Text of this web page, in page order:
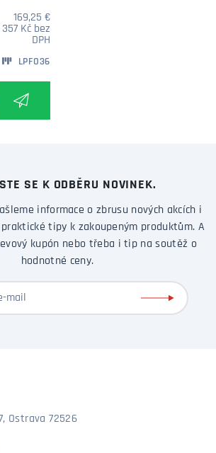
169,25 €
357 Kč bez
DPH
LPFO36
SE K ODBĚRU NOVINEK.
informace o zbrusu nových akcích i
tipy k zakoupeným produktům. A
kupón nebo třeba i tip na soutěž o
hodnotné ceny.
Ostrava 72526